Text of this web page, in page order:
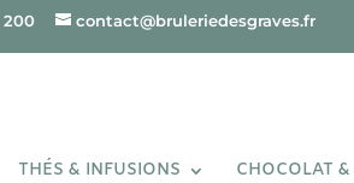
200 contact@bruleriedesgraves.fr
THÉS & INFUSIONS CHOCOLAT